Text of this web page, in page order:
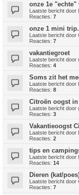
onze 1e "echte"
Laatste bericht door
Reacties: 7
onze 1 mini
Laatste bericht door
Reacties: 7
vakantiegroet
Laatste bericht door
Reacties: 4
Soms zit het
Laatste bericht door
Reacties: 8
Citroën oogst
Laatste bericht door
Reacties: 3
Vakantieoogst
Laatste bericht door
Reacties: 2
tips en
Laatste bericht door
Reacties: 14
Dieren (kat/
Laatste bericht door
Reacties: 7